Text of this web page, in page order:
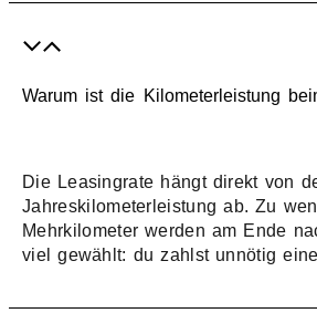
Warum ist die Kilometerleistung
Die Leasingrate hängt direkt von
Jahreskilometerleistung ab. Zu
Mehrkilometer werden am Ende
viel gewählt: du zahlst unnötig